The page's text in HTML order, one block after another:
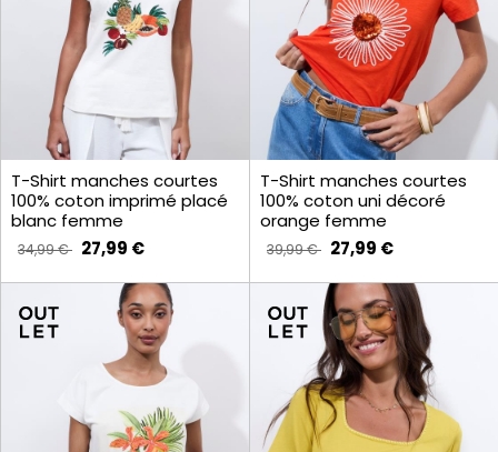
T-Shirt manches courtes
100% coton imprimé placé
blanc femme
34,99 € 27,99 €
T-Shirt manches courtes
100% coton uni décoré
orange femme
39,99 € 27,99 €